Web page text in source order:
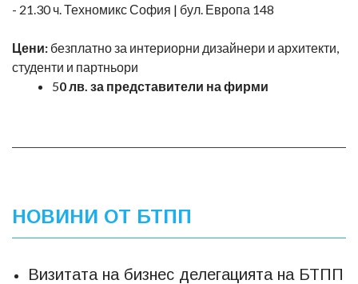
- 21.30 ч. Техномикс София | бул. Европа 148
Цени: безплатно за интериорни дизайнери и архитекти,
студенти и партньори
50 лв. за представители на фирми
НОВИНИ ОТ БТПП
Визитата на бизнес делегацията на БТПП